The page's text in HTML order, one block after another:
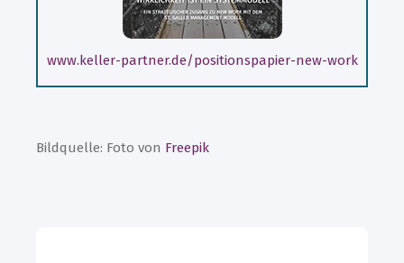
www.keller-partner.de/positionspapier-new-work
Bildquelle: Foto von Freepik